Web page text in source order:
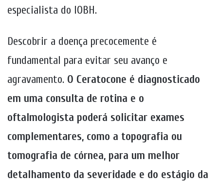
especialista do IOBH.
Descobrir a doença precocemente é
fundamental para evitar seu avanço e
agravamento. O Ceratocone é diagnosticado
em uma consulta de rotina e o
oftalmologista poderá solicitar exames
complementares, como a topografia ou
tomografia de córnea, para um melhor
detalhamento da severidade e do estágio da